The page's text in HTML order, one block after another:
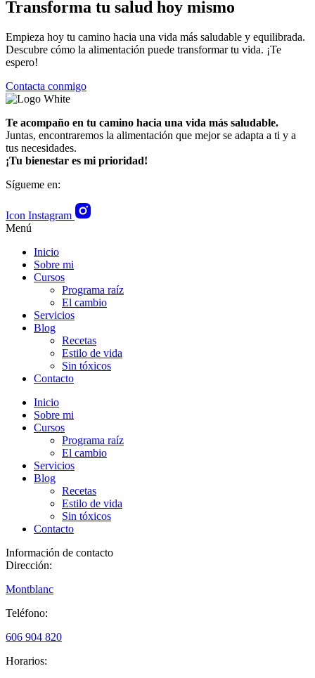
Transforma tu salud hoy mismo
Empieza hoy tu camino hacia una vida más saludable y equilibrada.
Descubre cómo la alimentación puede transformar tu vida. ¡Te
espero!
Contacta conmigo
Te acompaño en tu camino hacia una vida más saludable.
Juntas, encontraremos la alimentación que mejor se adapta a ti y a
tus necesidades.
¡Tu bienestar es mi prioridad!
Sígueme en:
Icon Instagram
Menú
Inicio
Sobre mi
Cursos
Programa raíz
El cambio
Servicios
Blog
Recetas
Estilo de vida
Sin tóxicos
Contacto
Inicio
Sobre mi
Cursos
Programa raíz
El cambio
Servicios
Blog
Recetas
Estilo de vida
Sin tóxicos
Contacto
Información de contacto
Dirección:
Montblanc
Teléfono:
606 904 820
Horarios: